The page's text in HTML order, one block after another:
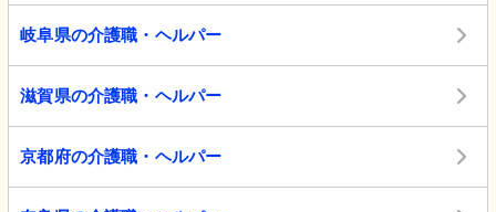
岐阜県の介護職・ヘルパー
滋賀県の介護職・ヘルパー
京都府の介護職・ヘルパー